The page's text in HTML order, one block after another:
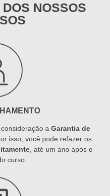
NOSSOS
a Garantia de
isso, você pode refazer os
, até um ano após o
curso.